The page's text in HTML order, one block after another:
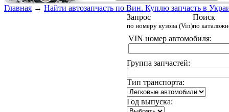
Главная → Найти автозапчасть по Вин. Куплю запчасть в
Запрос
по номеру кузова (Vin)
Поиск
по
VIN номер автомобиля:
Группа запчастей:
Тип транспорта:
Год выпуска: